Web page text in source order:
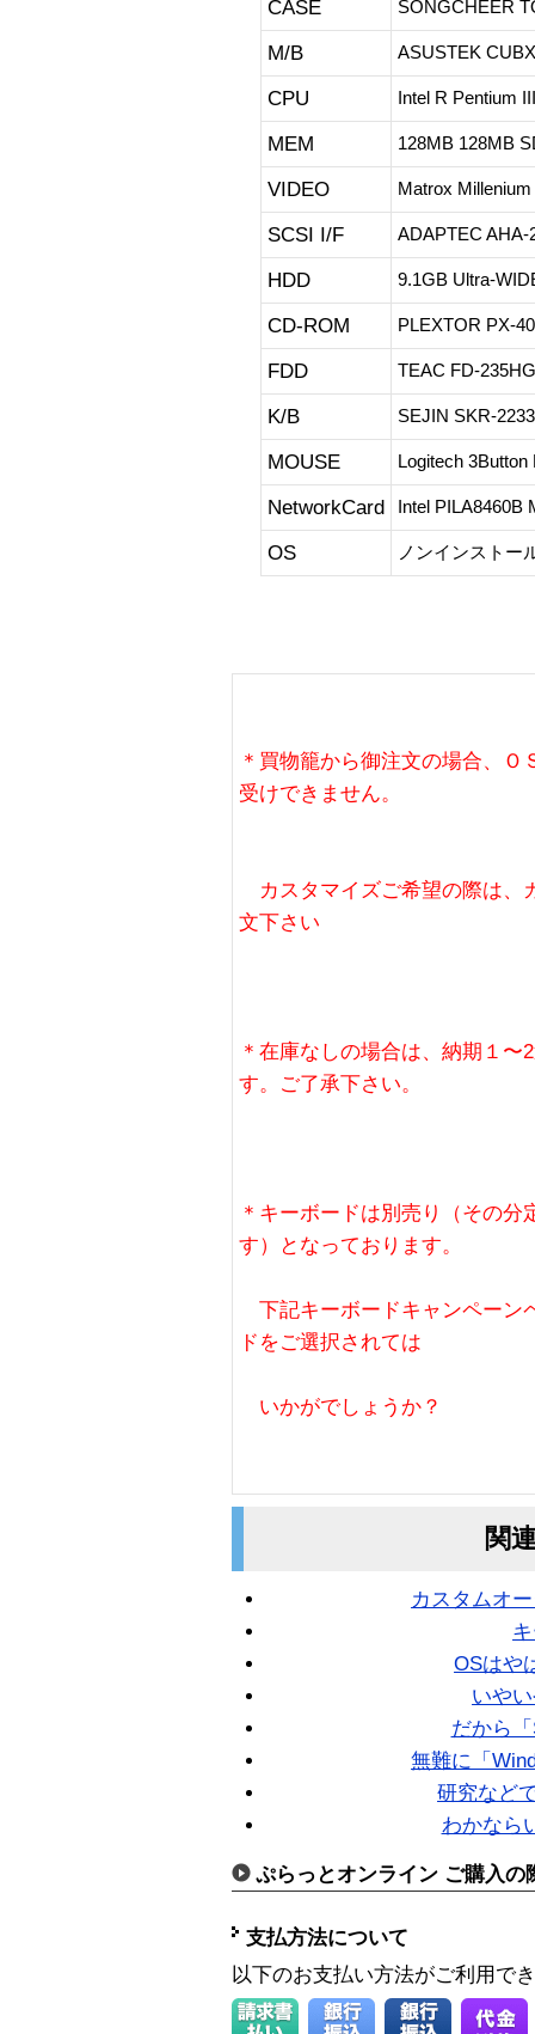
CASE SONGCHEER
M/B ASUSTEK CUBX
CPU Intel R Pentium
MEM 128MB 128MB
VIDEO Matrox
SCSI I/F ADAPTEC AHA-
HDD 9.1GB Ultra-
CD-ROM PLEXTOR PX-
FDD TEAC FD-
K/B SEJIN SKR-
MOUSE Logitech 3Button
NetworkCard Intel PILA8460B
OS ノンインストー
＊買物籠から御注文の場合、
受けできません。
カスタマイズご希望の際は、
文下さい
＊在庫なしの場合は、納期１
す。ご了承下さい。
＊キーボードは別売り（その分
す）となっております。
下記キーボードキャンペーン
ドをご選択されては
いかがでしょうか？
関
カスタムオ
OSはや
いや
だから
無難に「
研究など
わかなら
ぷらっとオンライン ご購入の
支払方法について
以下のお支払い方法がご利用で